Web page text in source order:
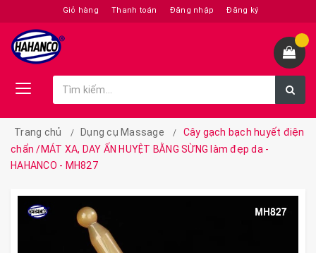
Giỏ hàng Thanh toán Đăng nhập Đăng ký
Trang chủ Dụng cụ Massage
Cây gạch bạch huyết điện
chẩn /MÁT XA, DAY ẤN HUYỆT BẰNG SỪNG làm đẹp da -
HAHANCO - MH827